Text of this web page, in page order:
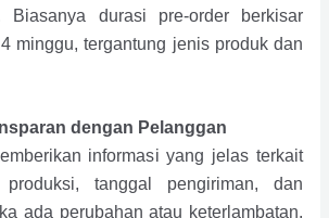
Biasanya durasi pre-order berkisar
minggu, tergantung jenis produk dan
dengan Pelanggan
informasi yang jelas terkait
tanggal pengiriman, dan
ada perubahan atau keterlambatan.